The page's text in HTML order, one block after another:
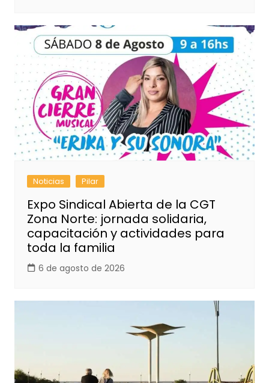
Noticias Pilar
Expo Sindical Abierta de la CGT
Zona Norte: jornada solidaria,
capacitación y actividades para
toda la familia
6 de agosto de 2026